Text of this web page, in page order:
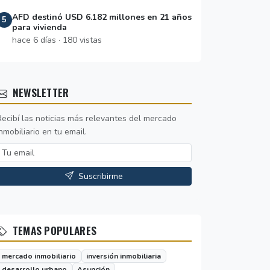
5 AFD destinó USD 6.182 millones en 21 años
para vivienda
hace 6 días · 180 vistas
NEWSLETTER
las noticias más relevantes del mercado
en tu email.
Suscribirme
TEMAS POPULARES
mercado inmobiliario
inversión inmobiliaria